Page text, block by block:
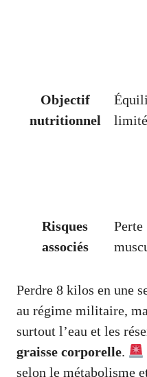
Objectif
nutritionnel
limité
Risques
associés
Perte
Perdre 8 kilos en une
au régime militaire,
surtout l’eau et les
graisse corporelle.
selon le métabolisme